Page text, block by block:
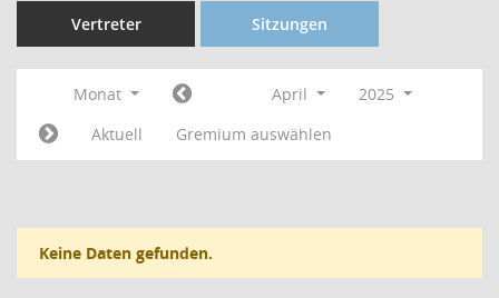
Vertreter Sitzungen
Monat April
2025
Aktuell
Gremium auswählen
Keine Daten gefunden.